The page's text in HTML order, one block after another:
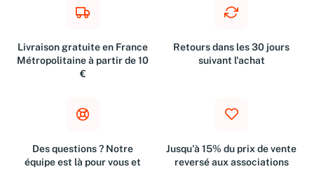
Livraison gratuite en France
Métropolitaine à partir de 10
€
Retours dans les 30 jours
suivant l'achat
Des questions ? Notre
équipe est là pour vous et
Jusqu'à 15% du prix de vente
reversé aux associations